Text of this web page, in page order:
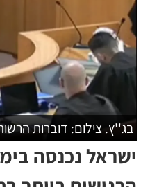
בג''ץ. צילום: דוברות
ישראל נכנסה